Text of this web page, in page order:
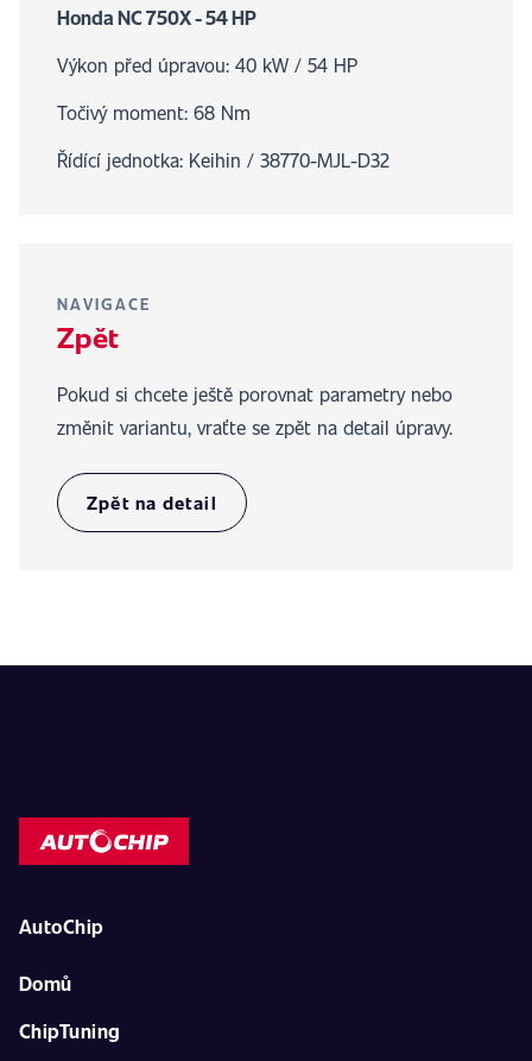
Honda NC 750X - 54 HP
Výkon před úpravou: 40 kW / 54 HP
Točivý moment: 68 Nm
Řídící jednotka: Keihin / 38770-MJL-D32
NAVIGACE
Zpět
Pokud si chcete ještě porovnat parametry nebo
změnit variantu, vraťte se zpět na detail úpravy.
Zpět na detail
AutoChip
Domů
ChipTuning